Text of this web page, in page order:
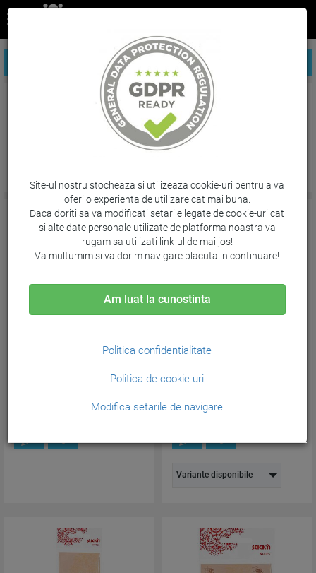
FILTREAZA PRODUSE
INDEX45X12 Cod produs:
7,85
Variante disponibile
Site-ul nostru stocheaza si utilizeaza cookie-uri pentru a va
oferi o experienta de utilizare cat mai buna.
Daca doriti sa va modificati setarile legate de cookie-uri cat
si alte date personale utilizate de platforma noastra va
rugam sa utilizati link-ul de mai jos!
Va multumim si va dorim navigare placuta in continuare!
Am luat la cunostinta
Politica confidentialitate
Politica de cookie-uri
Modifica setarile de navigare